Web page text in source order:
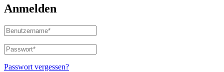
Anmelden
Benutzername
oder
E-
Mail-
Adresse*
Passwort*
Erforderlich
Passwort vergessen?